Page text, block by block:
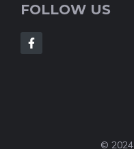
FOLLOW US
© 2024